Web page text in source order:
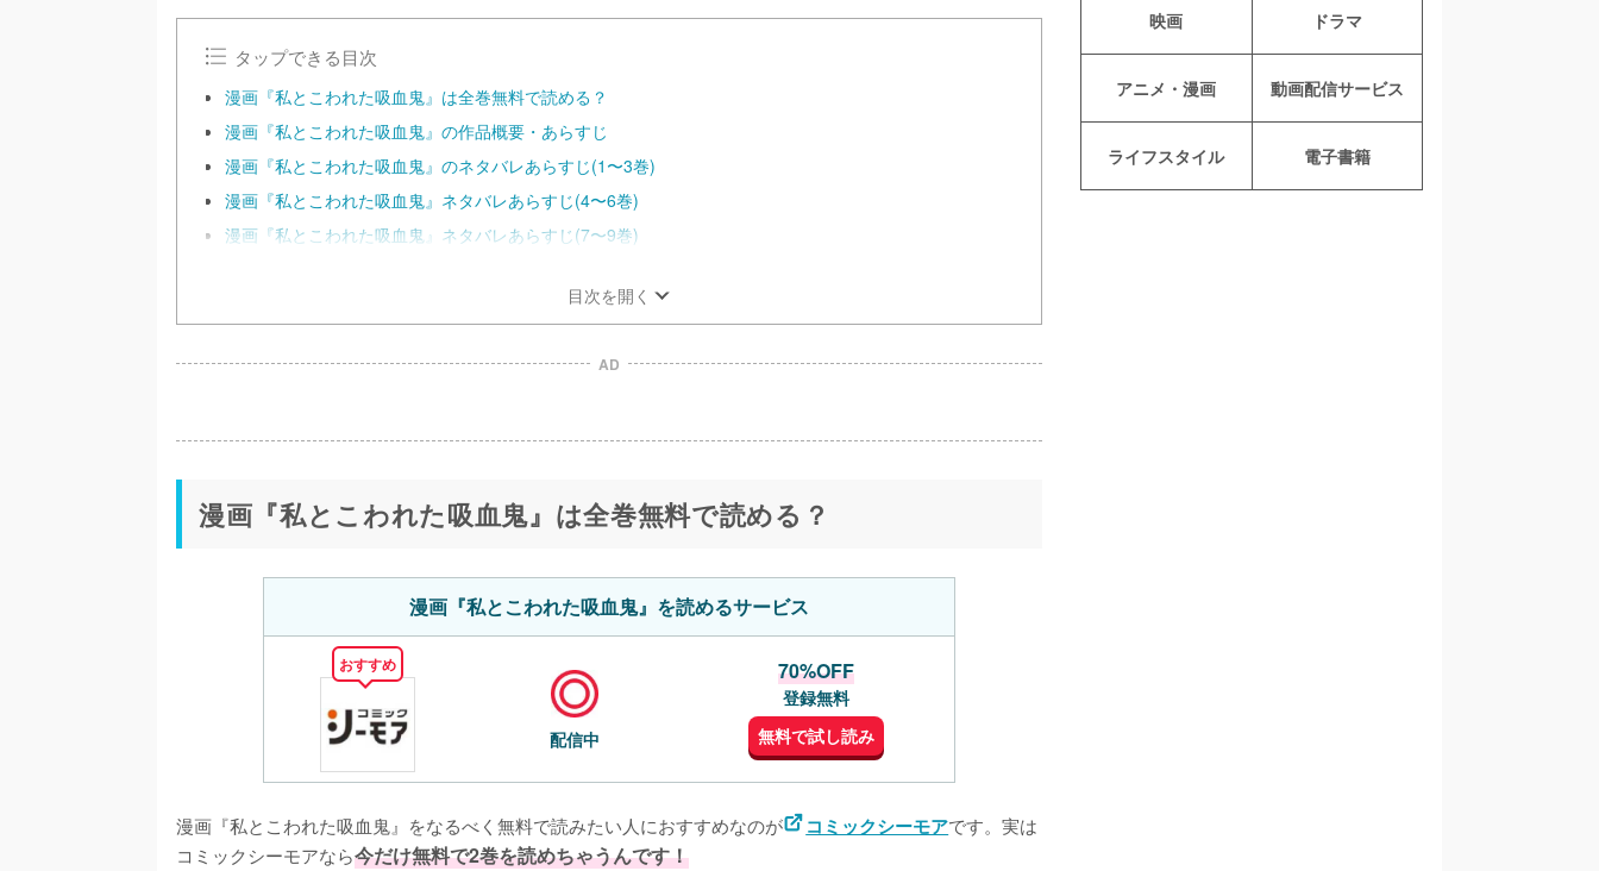
u
タップできる目次
漫画『私とこわれた吸血鬼』は全巻無料で読める？
漫画『私とこわれた吸血鬼』の作品概要・あらすじ
漫画『私とこわれた吸血鬼』のネタバレあらすじ(1〜3巻)
漫画『私とこわれた吸血鬼』ネタバレあらすじ(4〜6巻)
漫画『私とこわれた吸血鬼』ネタバレあらすじ(7〜9巻)
目次を開く
AD
漫画『私とこわれた吸血鬼』は全巻無料で読める？
漫画『私とこわれた吸血鬼』を読めるサービス
おすすめ
配信中
70%OFF
登録無料
無料で試し読み
漫画『私とこわれた吸血鬼』をなるべく無料で読みたい人におすすめなのが コミックシーモアです。実は
コミックシーモアなら今だけ無料で2巻を読めちゃうんです！
映画 ドラマ
アニメ・漫画 動画配信サービス
ライフスタイル 電子書籍